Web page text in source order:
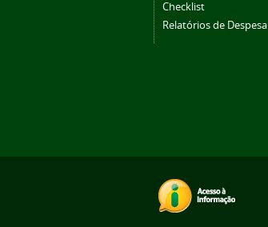
Checklist
Relatórios de Despesa